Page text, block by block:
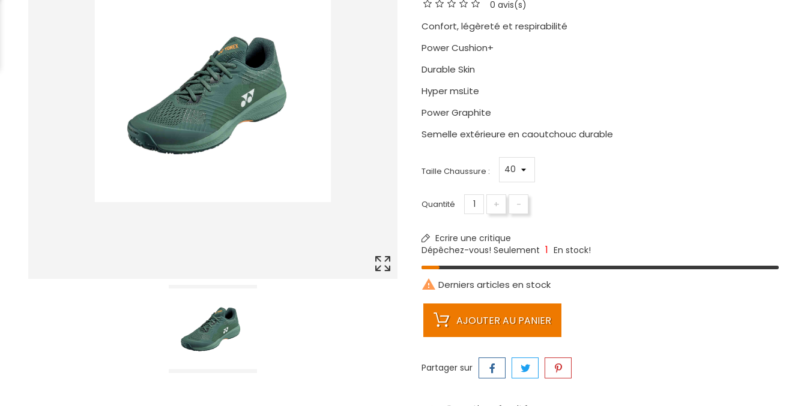
0 avis(s)
Confort, légèreté et respirabilité
Power Cushion+
Durable Skin
Hyper msLite
Power Graphite
Semelle extérieure en caoutchouc durable
Taille Chaussure :
Quantité + -
Ecrire une critique
Dépêchez-vous! Seulement 1 En stock!
 Derniers articles en stock
AJOUTER AU PANIER
Partager sur